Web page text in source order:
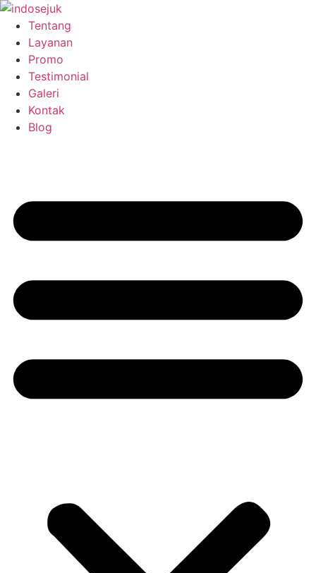
Skip
content
Tentang
Layanan
Promo
Testimonial
Galeri
Kontak
Blog